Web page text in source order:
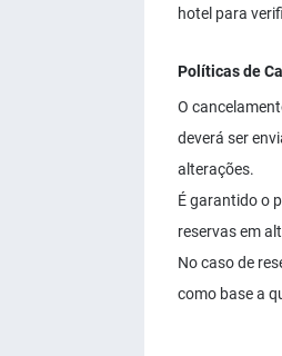
hotel para
Políticas de
O
deverá ser
alterações.
É garantido o
reservas em
No caso de
como base a